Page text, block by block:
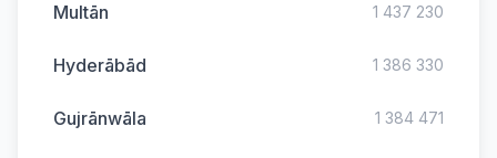
Multān 1 437 230
Hyderābād 1 386 330
Gujrānwāla 1 384 471